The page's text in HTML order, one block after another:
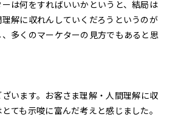
は何をすればいいかというと、結局は
解に収れんしていくだろうというのが
多くのマーケターの見方でもあると思
います。お客さま理解・人間理解に収
ても示唆に富んだ考えと感じました。